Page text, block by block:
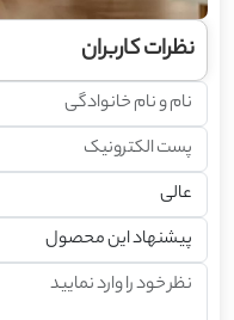
نظرات کاربران